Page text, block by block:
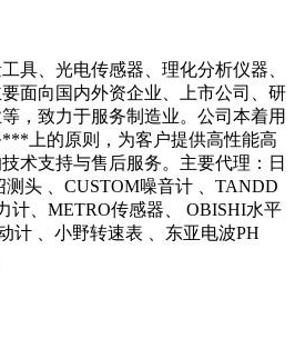
具、光电传感器、理化分析仪器、
面向国内外资企业、上市公司、研
，致力于服务制造业。公司本着用
上的原则，为客户提供高性能高
术支持与售后服务。主要代理：日
头 、CUSTOM噪音计 、TANDD
计、METRO传感器、 OBISHI水平
计 、小野转速表 、东亚电波PH